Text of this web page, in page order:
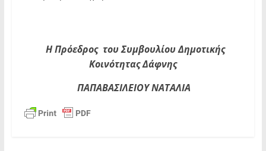
Η Πρόεδρος του ΣυμβουλίουΔημοτικής
Κοινότητας Δάφνης
ΠΑΠΑΒΑΣΙΛΕΙΟΥ ΝΑΤΑΛΙΑ